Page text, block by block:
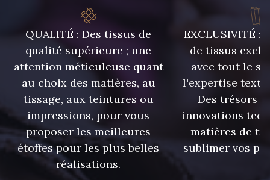
QUALITÉ : Des tissus de
qualité supérieure ; une
attention méticuleuse quant
au choix des matières, au
tissage, aux teintures ou
impressions, pour vous
proposer les meilleures
étoffes pour les plus belles
réalisations.
EXCLUSIVITÉ :
de tissus
avec tout le
l'expertise
Des trésors
innovations
matières de
sublimer vos